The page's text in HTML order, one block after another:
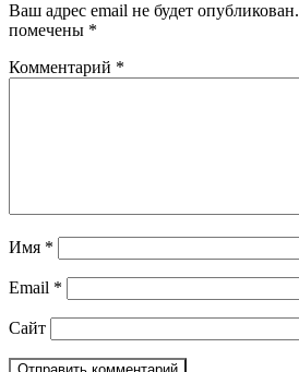
Ваш адрес email не будет опубликован.
помечены *
Комментарий *
Имя *
Email *
Сайт